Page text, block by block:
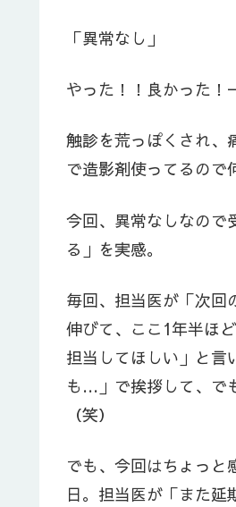
「異常なし」
やった！！良かった！
触診を荒っぽくされ、
で造影剤使ってるので
今回、異常なしなので
る」を実感。
毎回、担当医が「次回
伸びて、ここ1年半ほ
担当してほしい」と
も…」で挨拶して、で
（笑）
でも、今回はちょっと
日。担当医が「また